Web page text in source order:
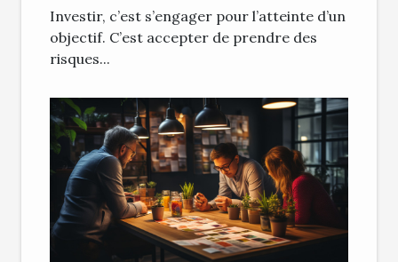
Investir, c’est s’engager pour l’atteinte d’un
objectif. C’est accepter de prendre des
risques...